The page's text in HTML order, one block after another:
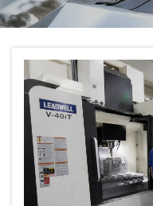
DUK
Vaizdo įrašas
Susisiekite Su